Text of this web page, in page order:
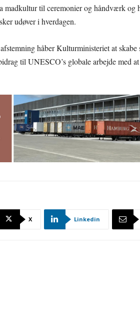
til ceremonier og håndværk og
udøver i hverdagen.
håber Kulturministeriet at
til UNESCO’s globale arbejde med
X Linkedin